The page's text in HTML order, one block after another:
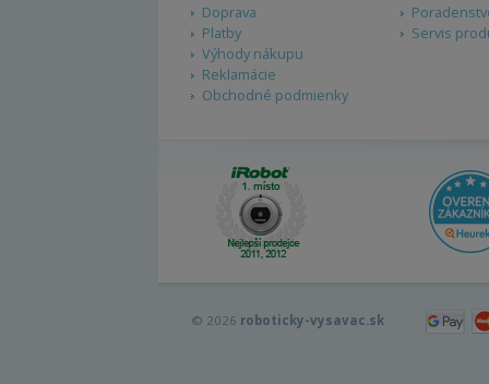
Doprava
Platby
Výhody nákupu
Reklamácie
Obchodné podmienky
Servis
© 2026 roboticky-vysavac.sk